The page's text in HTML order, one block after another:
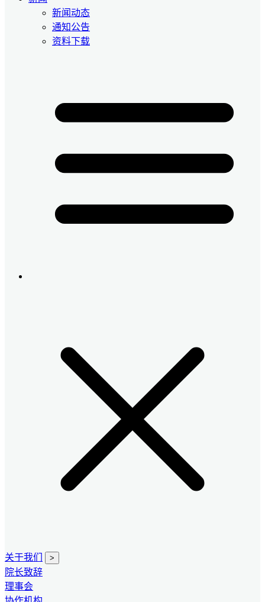
新闻动态
通知公告
资料下载
关于我们 >
院长致辞
理事会